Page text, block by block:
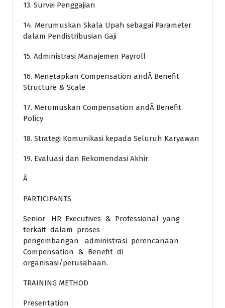
13. Survei Penggajian
14. Merumuskan Skala Upah sebagai Parameter
dalam Pendistribusian Gaji
15. Administrasi Manajemen Payroll
16. Menetapkan Compensation andÂ Benefit
Structure & Scale
17. Merumuskan Compensation andÂ Benefit
Policy
18. Strategi Komunikasi kepada Seluruh Karyawan
19. Evaluasi dan Rekomendasi Akhir
Â
PARTICIPANTS
Senior HR Executives & Professional yang
terkait dalam proses
pengembangan administrasi perencanaan
Compensation & Benefit di
organisasi/perusahaan.
TRAINING METHOD
Presentation